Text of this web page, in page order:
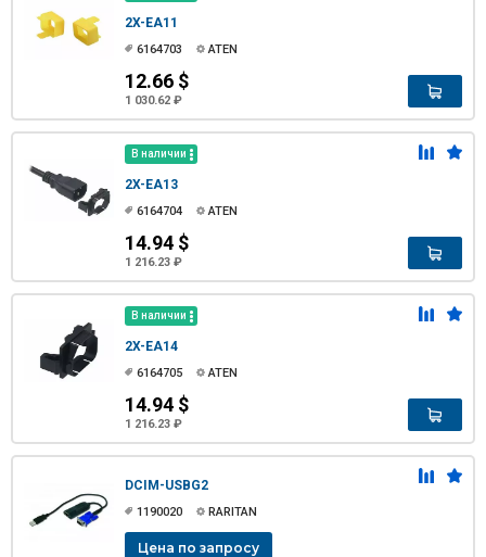
2X-EA11
6164703 ATEN
12.66 $
1 030.62 ₽
В наличии
2X-EA13
6164704 ATEN
14.94 $
1 216.23 ₽
В наличии
2X-EA14
6164705 ATEN
14.94 $
1 216.23 ₽
DCIM-USBG2
1190020 RARITAN
Цена по запросу